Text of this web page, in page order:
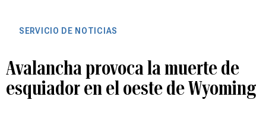
SERVICIO DE NOTICIAS
Avalancha provoca la muerte de
esquiador en el oeste de Wyoming